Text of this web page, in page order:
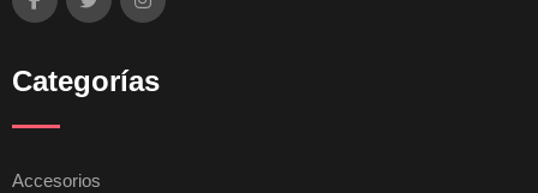
Categorías
Accesorios